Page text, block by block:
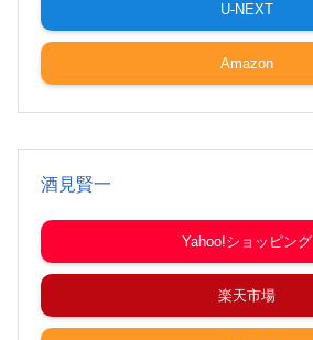
U-NEXT
Amazon
酒見賢一
Yahoo!ショッピング
楽天市場